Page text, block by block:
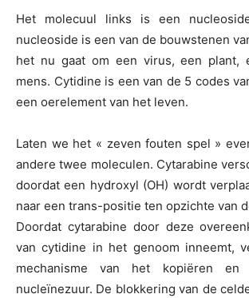
Het molecuul links is een
nucleoside is een van de bouwstenen
het nu gaat om een virus, een plant,
mens. Cytidine is een van de 5 codes
een oerelement van het leven.
Laten we het « zeven fouten spel »
andere twee moleculen. Cytarabine
doordat een hydroxyl (OH) wordt
naar een trans-positie ten opzichte van
Doordat cytarabine door deze
van cytidine in het genoom inneemt,
mechanisme van het kopiëren en
nucleïnezuur. De blokkering van de